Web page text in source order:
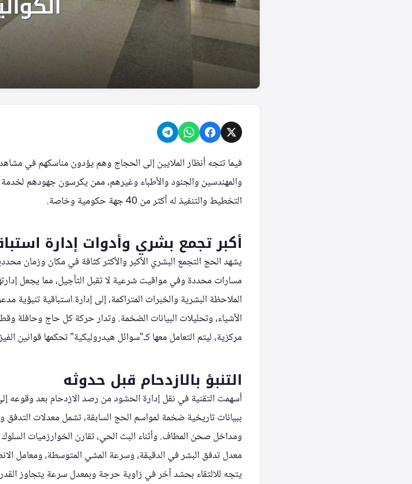
فيما تتجه أنظار الملايين إلى الحجاج وهم يؤدون مناسكهم في
والمهندسين والجنود والأطباء وغيرهم، ممن يكرسون جهودهم
التخطيط والتنفيذ له أكثر من 40 جهة حكومية وخاصة.
أكبر تجمع بشري وأدوات إدارة
يشهد الحج التجمع البشري الأكبر والأكثر كثافة في مكان وزمان
مسارات محددة وفي مواقيت شرعية لا تقبل التأجيل، مما يجعل
الملاحظة البشرية والخبرات المتراكمة، إلى إدارة استباقية تنبؤية
الأشياء، وتحليلات البيانات الضخمة. وتدار حركة كل حاج وحافلة
مركزية، ليتم التعامل معها كـ”سوائل هيدروليكية” تحكمها قوانين
التنبؤ بالازدحام قبل حدوثه
أسهمت التقنية في نقل إدارة الحشود من رصد الازدحام بعد وقوعه
ببيانات تاريخية ضخمة لمواسم الحج السابقة، تشمل معدلات
ومداخل صحن المطاف. وأثناء البث الحي، تقارن الخوارزميات
معدل تدفق البشر في الدقيقة، وسرعة المشي المتوسطة، ومعامل
يتجه للالتقاء بحشد آخر في زاوية حرجة وبمعدل سرعة يتجاوز القدرة